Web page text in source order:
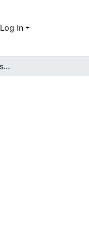
Log In
Familia Saavedra de paseo en los altos de Santa Elena